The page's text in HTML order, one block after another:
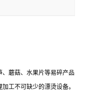
蘑菇、水果片等易碎产品
工不可缺少的漂烫设备。